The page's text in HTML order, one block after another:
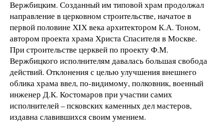
Вержбицким. Созданный им типовой храм продолжал
направление в церковном строительстве, начатое в
первой половине ХIХ века архитектором К.А. Тоном,
автором проекта храма Христа Спасителя в Москве.
При строительстве церквей по проекту Ф.М.
Вержбицкого исполнителям давалась большая свобода
действий. Отклонения с целью улучшения внешнего
облика храма ввел, по-видимому, полковник, военный
инженер Д.К. Костомаров при участии самих
исполнителей – псковских каменных дел мастеров,
издавна славившихся своим умением.